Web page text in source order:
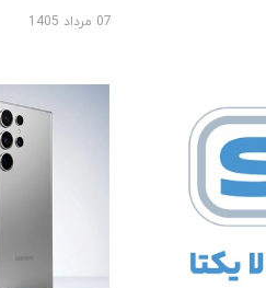
07 مرداد 1405